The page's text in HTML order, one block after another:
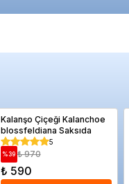
Kalanşo Çiçeği Kalanchoe
blossfeldiana Saksıda
5
%39 ₺ 970
₺ 590